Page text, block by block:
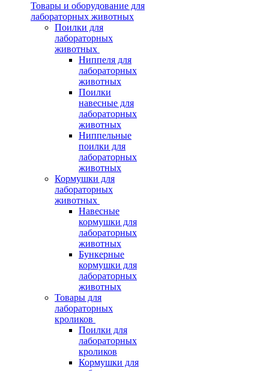
Товары и оборудование для
лабораторных животных
Поилки для
лабораторных
животных
Ниппеля для
лабораторных
животных
Поилки
навесные для
лабораторных
животных
Ниппельные
поилки для
лабораторных
животных
Кормушки для
лабораторных
животных
Навесные
кормушки для
лабораторных
животных
Бункерные
кормушки для
лабораторных
животных
Товары для
лабораторных
кроликов
Поилки для
лабораторных
кроликов
Кормушки для